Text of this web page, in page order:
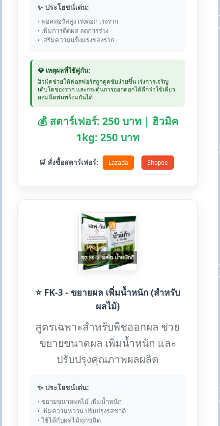
✨ ประโยชน์เด่น:
• ฟอสฟอรัสสูง เร่งดอก เร่งราก
• เพิ่มการติดผล ลดการร่วง
• เสริมความแข็งแรงของราก
💎 เหตุผลที่ใช้คู่กัน:
ฮิวมิคช่วยให้ฟอสฟอรัสถูกดูดซับง่ายขึ้น เร่งการเจริญ
เติบโตของราก และกระตุ้นการออกดอกได้ดีกว่าใช้เดี่ยว
ผสมฉีดพ่นพร้อมกันได้
💰 สตาร์เฟอร์: 250 บาท | ฮิวมิค
1kg: 250 บาท
🛒 สั่งซื้อสตาร์เฟอร์: Lazada Shopee
⭐ FK-3 - ขยายผล เพิ่มน้ำหนัก (สำหรับ
ผลไม้)
สูตรเฉพาะสำหรับพืชออกผล ช่วย
ขยายขนาดผล เพิ่มน้ำหนัก และ
ปรับปรุงคุณภาพผลผลิต
✨ ประโยชน์เด่น:
• ขยายขนาดผลไม้ เพิ่มน้ำหนัก
• เพิ่มความหวาน ปรับปรุงรสชาติ
• ใช้ได้กับผลไม้ทุกชนิด